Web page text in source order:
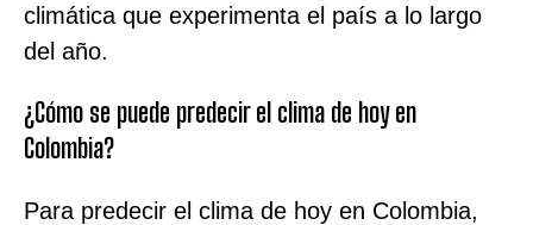
climática que experimenta el país a lo largo
del año.
¿Cómo se puede predecir el clima de hoy en
Colombia?
Para predecir el clima de hoy en Colombia,